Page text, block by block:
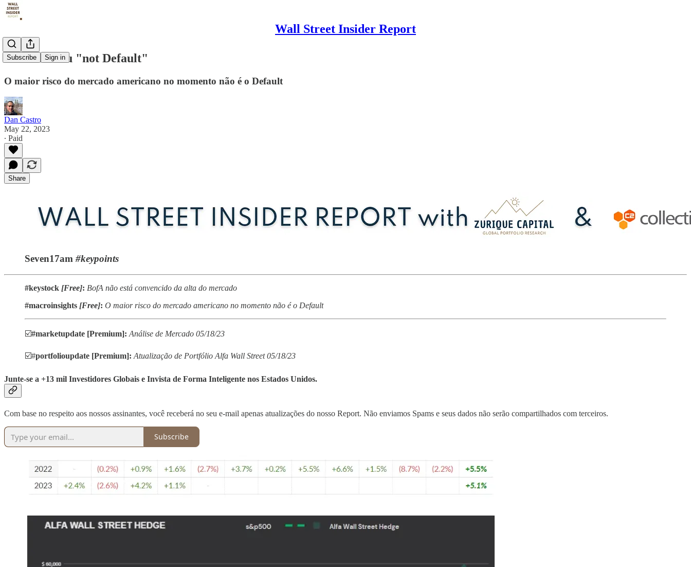
Wall Street Insider Report
Subscribe Sign in
"Default" ou "not Default"
O maior risco do mercado americano no momento não é o Default
Dan Castro
May 22, 2023
∙ Paid
Share
Seven17am #keypoints
#keystock [Free]: BofA não está convencido da alta do mercado
#macroinsights [Free]: O maior risco do mercado americano no momento não é o Default
☑️#marketupdate [Premium]: Análise de Mercado 05/18/23
☑️#portfolioupdate [Premium]: Atualização de Portfólio Alfa Wall Street 05/18/23
Junte-se a +13 mil Investidores Globais e Invista de Forma Inteligente nos Estados Unidos.
Com base no respeito aos nossos assinantes, você receberá no seu e-mail apenas atualizações do nosso Report. Não enviamos Spams e seus dados não serão compartilhados com terceiros.
Subscribe